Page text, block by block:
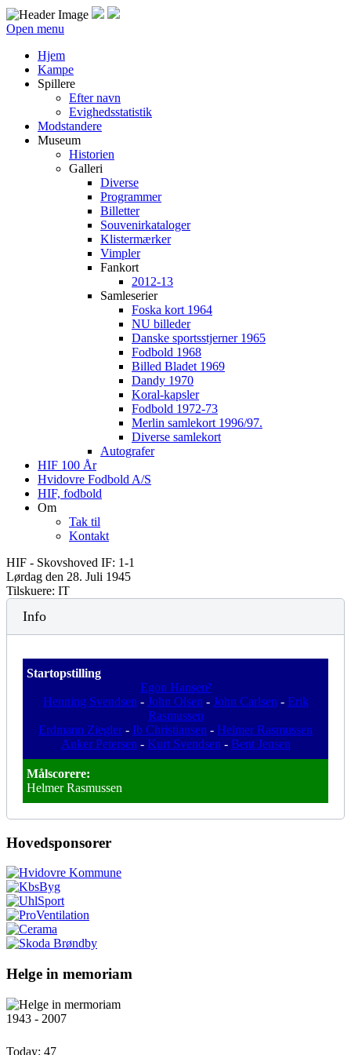
Open menu
Hjem
Kampe
Spillere
Efter navn
Evighedsstatistik
Modstandere
Museum
Historien
Galleri
Diverse
Programmer
Billetter
Souvenirkataloger
Klistermærker
Vimpler
Fankort
2012-13
Samleserier
Foska kort 1964
NU billeder
Danske sportsstjerner 1965
Fodbold 1968
Billed Bladet 1969
Dandy 1970
Koral-kapsler
Fodbold 1972-73
Merlin samlekort 1996/97.
Diverse samlekort
Autografer
HIF 100 År
Hvidovre Fodbold A/S
HIF, fodbold
Om
Tak til
Kontakt
HIF - Skovshoved IF: 1-1
Lørdag den 28. Juli 1945
Tilskuere: IT
Info
Startopstilling
Egon Hansen²
Henning Svendsen - John Olsen - John Carlsen - Erik
Rasmussen
Erdmann Ziegler - Ib Christiansen - Helmer Rasmussen
Anker Petersen - Kurt Svendsen - Bent Jensen
Målscorere:
Helmer Rasmussen
Hovedsponsorer
Helge in memoriam
1943 - 2007
Today: 47